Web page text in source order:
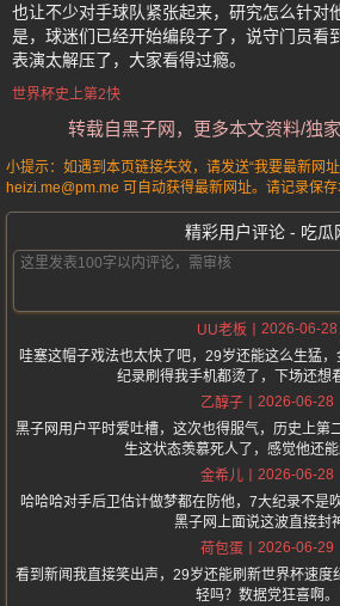
也让不少对手球队紧张起来，研究怎么针对
是，球迷们已经开始编段子了，说守门员看
表演太解压了，大家看得过瘾。
世界杯史上第2快
转载自黑子网，更多本文资料/独
小提示：如遇到本页链接失效，请发送“我要最新网
heizi.me@pm.me 可自动获得最新网址。请记录保存
精彩用户评论 - 吃瓜
UU老板
2026-06-28
哇塞这帽子戏法也太快了吧，29岁还能这么生猛
纪录刷得我手机都烫了，下场还想
乙醇子
2026-06-28
黑子网用户平时爱吐槽，这次也得服气，历史上第
生这状态羡慕死人了，感觉他还能
金希儿
2026-06-28
哈哈哈对手后卫估计做梦都在防他，7大纪录不是
黑子网上面说这波直接封
荷包蛋
2026-06-29
看到新闻我直接笑出声，29岁还能刷新世界杯速度
轻吗？数据党狂喜啊。